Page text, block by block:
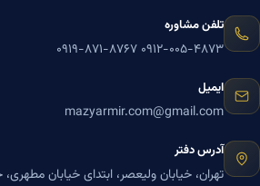
تلفن مشاوره
۰۹۱۲-۰۰۵-۴۸۷۳ ۰۹۱۹-۸۷۱-۸۷۶۷
ایمیل
mazyarmir.com@gmail.com
آدرس دفتر